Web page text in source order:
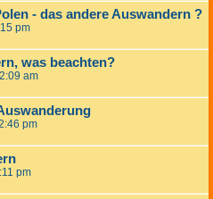
- das andere Auswandern ?
pm
was beachten?
am
pm
pm